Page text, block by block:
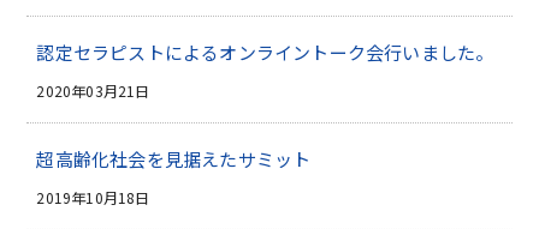
認定セラピストによるオンライントーク会行いました。
2020年03月21日
超高齢化社会を見据えたサミット
2019年10月18日